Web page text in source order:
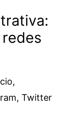
Twitter